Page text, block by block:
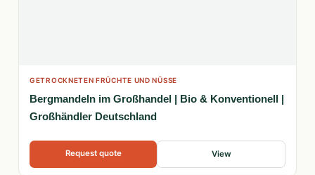
GETROCKNETEN FRÜCHTE UND NÜSSE
Bergmandeln im Großhandel | Bio & Konventionell |
Großhändler Deutschland
Request quote View